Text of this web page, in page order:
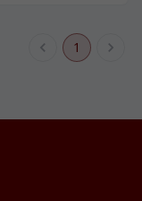
1